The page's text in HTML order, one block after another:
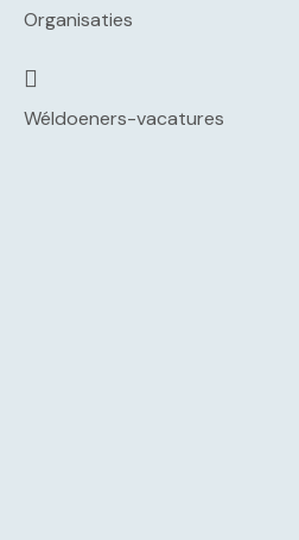
Organisaties
Wéldoeners-vacatures